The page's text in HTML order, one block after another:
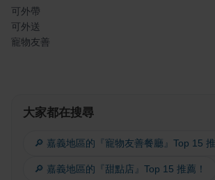
可外帶
可外送
寵物友善
大家都在搜尋
🔎 嘉義地區的『寵物友善餐廳』Top 15 推
🔎 嘉義地區的『甜點店』Top 15 推薦！